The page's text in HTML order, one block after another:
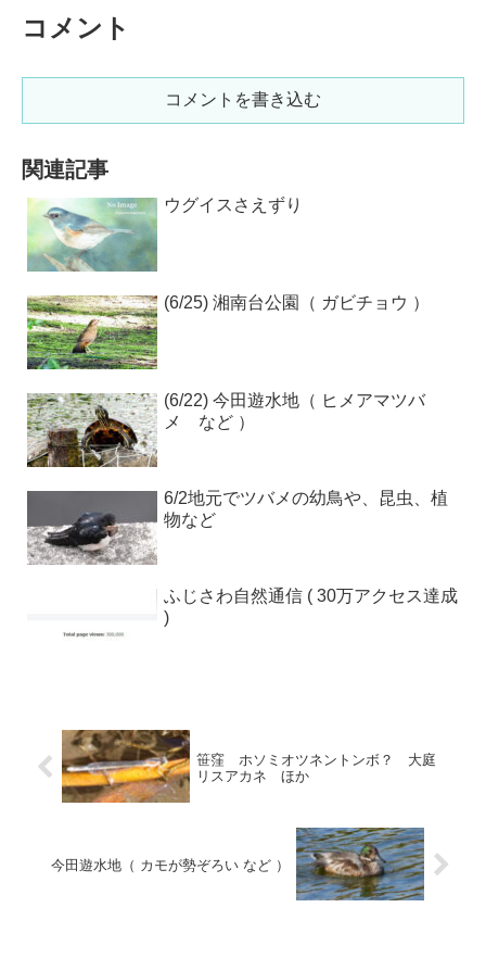
コメント
コメントを書き込む
関連記事
ウグイスさえずり
(6/25) 湘南台公園（ ガビチョウ ）
(6/22) 今田遊水地（ ヒメアマツバ
メ など ）
6/2地元でツバメの幼鳥や、昆虫、植
物など
ふじさわ自然通信 ( 30万アクセス達成
)
笹窪 ホソミオツネントンボ？ 大庭
リスアカネ ほか
今田遊水地（ カモが勢ぞろい など ）